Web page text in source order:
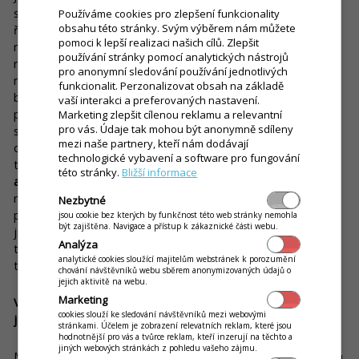
společnostech, kde jsem se setkala s mnohými softwarovými
řešeními a aplikacemi. Zároveň jsem velmi zaměřená na
maximální efektivitu práce, a tak jsem přirozeně inklinovala k
novému technickému řešení. Přiznám se, že jsem si sama
nevyhledávala, jaká je nabídka na trhu, ale oslovila mě
bigboardová reklama v Bratislavě přesně v době, kdy jsem
přemýšlela o změně (a že náhody neexistují...). Prohlédla jsem
si stránku, která byla velmi jednoduše zpracovaná a
obsahovala všechny potřebné informace. Měla jsem pár
telefonátů s obchodním zástupcem, stáhla si zkušební verzi
aplikace iKelp Pokladna, vyzkoušela si její funkce a následně
nakoupila hardware (notebook, dotykový monitor, fiskální
pokladnu, klávesnici). Zapojení jsem zvládla sama, protože
jsem celkem technicky zdatná, ale myslím, že kdokoli s
technickými základy by to zvládl také, což je obrovská výhoda
tohoto řešení.
V čem vidíte největší výhody pokladního systému, respektive
jak jste s ním spokojená?
Musím se přiznat, že jsem velkým fanouškem softwaru iKelp a
Používáme cookies pro zlepšení funkcionality
obsahu této stránky. Svým výběrem nám můžete
pomoci k lepší realizaci našich cílů. Zlepšit
používání stránky pomocí analytických nástrojů
pro anonymní sledování používání jednotlivých
funkcionalit. Perzonalizovat obsah na základě
vaší interakci a preferovaných nastavení.
Marketing zlepšit cílenou reklamu a relevantní
pro vás. Údaje tak mohou být anonymně sdíleny
mezi naše partnery, kteří nám dodávají
technologické vybavení a software pro fungování
této stránky.Bližší informace
Nezbytné
jsou cookie bez kterých by funkčnost této web stránky nemohla
být zajištěna. Navigace a přístup k zákaznické části webu.
Analýza
analytické cookies sloužící majitelům webstránek k porozumění
chování návštěvníků webu sběrem anonymizovaných údajů o
jejich aktivitě na webu.
Marketing
cookies slouží ke sledování návštěvníků mezi webovými
stránkami. Účelem je zobrazení relevatních reklam, které jsou
hodnotnější pro vás a tvůrce reklam, kteří inzerují na těchto a
jiných webových stránkách z pohledu vašeho zájmu.